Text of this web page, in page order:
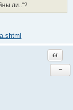
ли.."?
−